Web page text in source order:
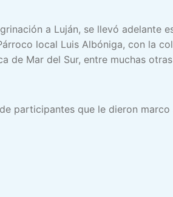
a Luján, se llevó adelante
local Luis Albóniga, con la
de Mar del Sur, entre muchas
participantes que le dieron